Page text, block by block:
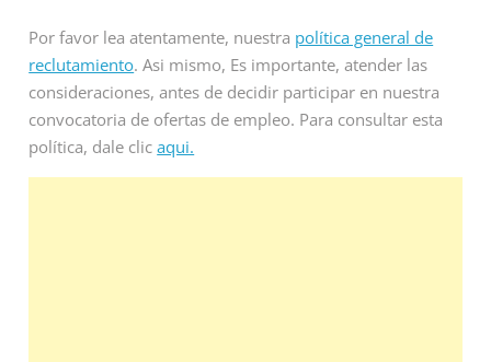
Por favor lea atentamente, nuestra política general de
reclutamiento. Asi mismo, Es importante, atender las
consideraciones, antes de decidir participar en nuestra
convocatoria de ofertas de empleo. Para consultar esta
política, dale clicaqui.